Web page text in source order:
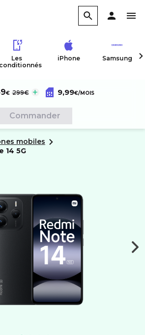
Les
iPhone Samsung
Redmi Note 14 5G
€ au lieu de :
299€ Forfait RED 60Go 4G
Sans engagement
9,99€/MOIS
Commander
mobiles
14 5G